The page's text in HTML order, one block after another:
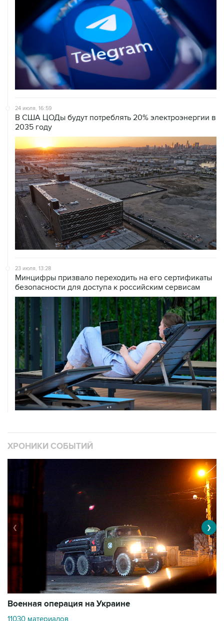
24 июля, 16:59
В США ЦОДы будут потреблять 20% электроэнергии в
2035 году
23 июля, 13:28
Минцифры призвало переходить на его сертификаты
безопасности для доступа к российским сервисам
ХРОНИКИ СОБЫТИЙ
Военная операция на Украине
11030 материалов
❮ ❯